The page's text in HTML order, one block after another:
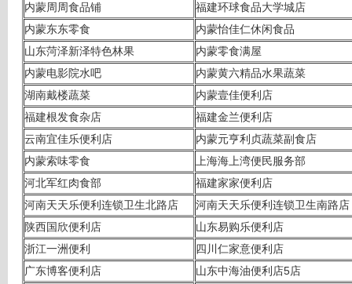
内蒙周周食品铺
福建环球食品大学城店
内蒙东东零食
内蒙怡佳仁休闲食品
山东菏泽新泽特色林果
内蒙零食满屋
内蒙电影院水吧
内蒙黄六精品水果蔬菜
湖南戴楼蔬菜
内蒙壹佳便利店
福建根发食杂店
福建金兰便利店
云南宜佳乐便利店
内蒙元亨利贞蔬菜副食店
内蒙索味零食
上海海上湾便民服务部
河北军红肉食部
福建家家便利店
河南天天乐便利连锁卫生北路店
河南天天乐便利连锁卫生南路店
陕西国欣便利店
山东易购乐便利店
浙江一洲便利
四川仁家意便利店
广东博客便利店
山东中海油便利店5店